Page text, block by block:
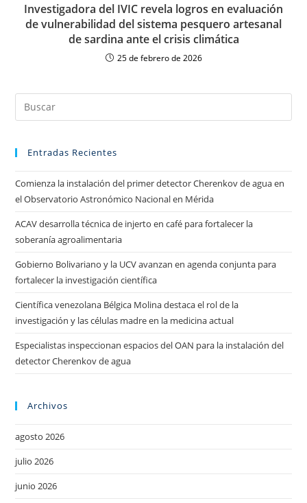
Investigadora del IVIC revela logros en evaluación
de vulnerabilidad del sistema pesquero artesanal
de sardina ante el crisis climática
25 de febrero de 2026
Entradas Recientes
Comienza la instalación del primer detector Cherenkov de agua en
el Observatorio Astronómico Nacional en Mérida
ACAV desarrolla técnica de injerto en café para fortalecer la
soberanía agroalimentaria
Gobierno Bolivariano y la UCV avanzan en agenda conjunta para
fortalecer la investigación científica
Científica venezolana Bélgica Molina destaca el rol de la
investigación y las células madre en la medicina actual
Especialistas inspeccionan espacios del OAN para la instalación del
detector Cherenkov de agua
Archivos
agosto 2026
julio 2026
junio 2026